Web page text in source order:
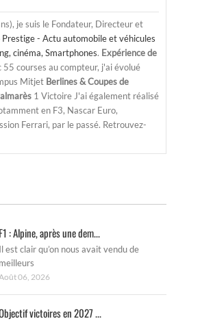
je suis le Fondateur, Directeur et
- Actu automobile et véhicules
cinéma, Smartphones. Expérience de
courses au compteur, j'ai évolué
Mitjet Berlines & Coupes de
1 Victoire J'ai également réalisé
en F3, Nascar Euro,
Ferrari, par le passé. Retrouvez-
F1 : Alpine, après une dem...
Il est clair qu’on nous avait vendu de
meilleurs
06, 2026
victoires en 2027 ...